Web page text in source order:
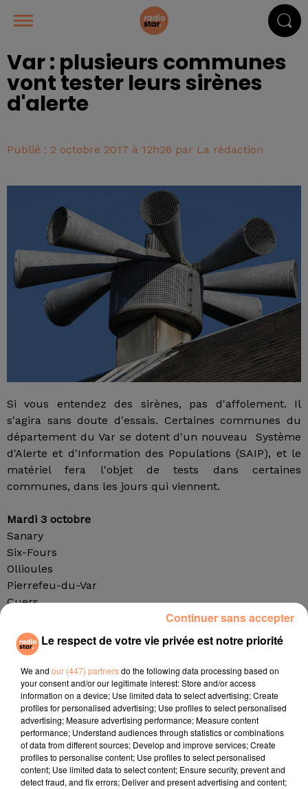
Var : plusieurs communes
vont tester leurs sirènes
d'alerte
Publié : 2 octobre 2017 à 12h26 par La rédaction
Si vous entendez des sirènes, pas d'affolement. Il
s'agira sans doute d'essais. Certaines communes du
département du Var se dotent d'un nouveau Système
d'Alerte et d'Information des Populations (SAIP), et le
matériel fera l'objet de tests dans certaines
communes, dans les jours qui viennent.
Mardi 3 octobre
Sanary
Six-Fours
Ollioules
Pierrefeu-du-Var
Cuers
Mercredi 4 octobre
Cogolin
Grimaud
Sainte-Maxime
Jeudi 5 octobre
Trans-en-Provence
Draguignan
Le respect de votre vie privée est notre priorité
We and our (447) partnersdo the following data processing based on
your consent and/or our legitimate interest: Store and/or access
information on a device; Use limited data to select advertising; Create
profiles for personalised advertising; Use profiles to select personalised
advertising; Measure advertising performance; Measure content
performance; Understand audiences through statistics or combinations
of data from different sources; Develop and improve services; Create
profiles to personalise content; Use profiles to select personalised
content; Use limited data to select content; Ensure security, prevent and
detect fraud, and fix errors; Deliver and present advertising and content;
Continuer sans accepter